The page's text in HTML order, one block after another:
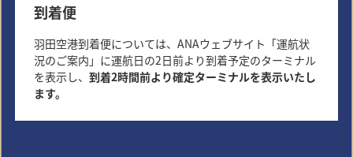
ニューヨーク
世界のトレンドの発信地
ヒューストン
温暖な気候で過ごしやすい街
到着便
羽田空港到着便については、ANAウェブサイト「運航状
況のご案内」に運航日の2日前より到着予定のターミナル
を表示し、 到着2時間前より確定ターミナルを表示いたし
ます。